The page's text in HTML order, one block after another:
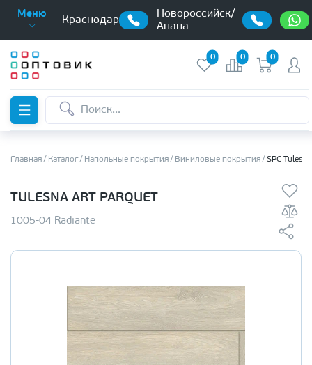
Меню
Краснодар
Новороссийск/
Анапа
0 0 0
Главная Каталог Напольные покрытия Виниловые покрытия SPC Tulesna
TULESNA ART PARQUET
1005-04 Radiante